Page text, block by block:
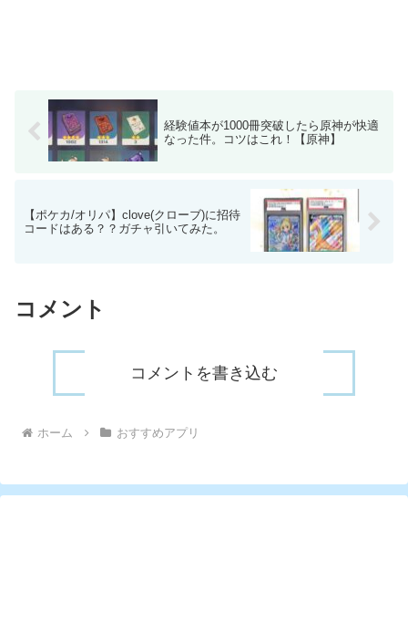
経験値本が1000冊突破したら原神が快適
なった件。コツはこれ！【原神】
【ポケカ/オリパ】clove(クローブ)に招待
コードはある？？ガチャ引いてみた。
コメント
コメントを書き込む
ホーム おすすめアプリ